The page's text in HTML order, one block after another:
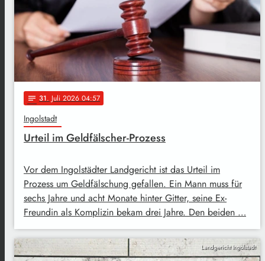
notes 31. Juli 2026 04:57
Ingolstadt
Urteil im Geldfälscher-Prozess
Vor dem Ingolstädter Landgericht ist das Urteil im
Prozess um Geldfälschung gefallen. Ein Mann muss für
sechs Jahre und acht Monate hinter Gitter, seine Ex-
Freundin als Komplizin bekam drei Jahre. Den beiden …
Landgericht Ingolstadt